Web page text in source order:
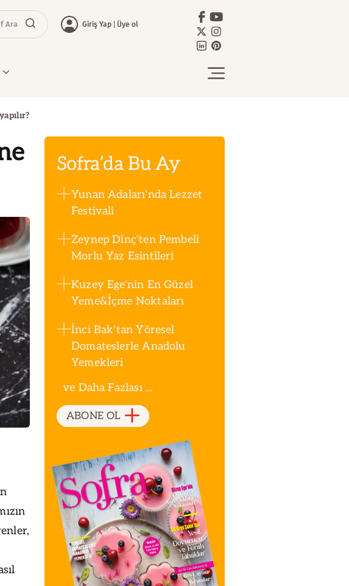
Ara Giriş Yap Üye ol
Sofra’da Bu Ay
Yunan Adaları'nda Lezzet
Festivali
Zeynep Dinç'ten Pembeli
Morlu Yaz Esintileri
Kuzey Ege'nin En Güzel
Yeme&İçme Noktaları
İnci Bak'tan Yöresel
Domateslerle Anadolu
Yemekleri
ve Daha Fazlası ...
ABONE OL